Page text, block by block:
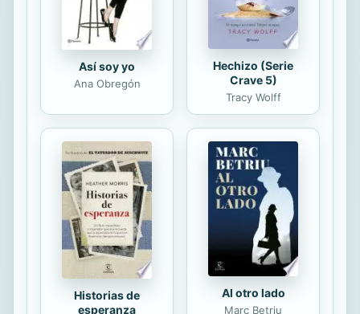
Así soy yo
Ana Obregón
Hechizo (Serie
Crave 5)
Tracy Wolff
Historias de
esperanza
Al otro lado
Marc Betriu